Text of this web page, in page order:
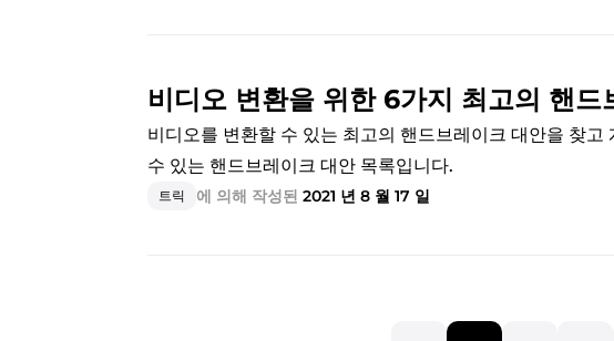
비디오 변환을 위한 6가지 최고의 핸드
비디오를 변환할 수 있는 최고의 핸드브레이크 대안을 찾
수 있는 핸드브레이크 대안 목록입니다.
트릭 에 의해 작성된 2021 년 8 월 17 일